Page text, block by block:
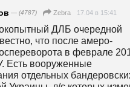
— (4787) Zebra 17.04 в 15:41
ДЛБ очередной
что после амеро-
в феврале
Есть вооруженные
отдельных